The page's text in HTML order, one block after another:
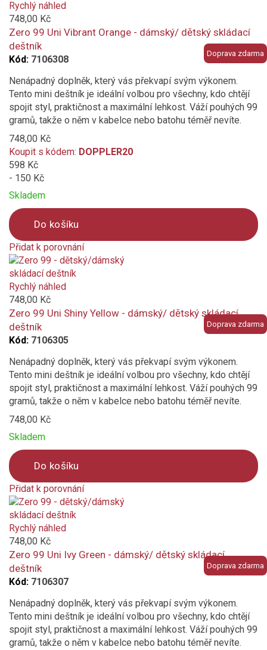
Vzor
geometrický / abstraktní
jednobarevný
plná barva
s motivem
Materiál konstrukce
hliníková konstrukce
karbon
sklolaminát
Vlastnosti a funkce
Odolný povětrnostním vlivům
Průměr střechy deštníku (cm)
Potah deštníku s UV ochranou
added
to
compare
Doprava zdarma
Rychlý náhled
748,00 Kč
Zero 99 Uni Vibrant Orange - dámský/ dětský skládací
deštník
Kód: 7106308
Nenápadný doplněk, který vás překvapí svým výkonem.
Tento mini deštník je ideální volbou pro všechny, kdo chtějí
spojit styl, praktičnost a maximální lehkost. Váží pouhých 99
gramů, takže o něm v kabelce nebo batohu téměř nevíte.
748,00 Kč
Koupit s kódem: DOPPLER20
598 Kč
- 150 Kč
Skladem
Do košíku
Přidat k porovnání
Product
is
added
to
compare
Doprava zdarma
Rychlý náhled
748,00 Kč
Zero 99 Uni Shiny Yellow - dámský/ dětský skládací
deštník
Kód: 7106305
Nenápadný doplněk, který vás překvapí svým výkonem.
Tento mini deštník je ideální volbou pro všechny, kdo chtějí
spojit styl, praktičnost a maximální lehkost. Váží pouhých 99
gramů, takže o něm v kabelce nebo batohu téměř nevíte.
748,00 Kč
Skladem
Do košíku
Přidat k porovnání
Product
is
added
to
compare
Doprava zdarma
Rychlý náhled
748,00 Kč
Zero 99 Uni Ivy Green - dámský/ dětský skládací
deštník
Kód: 7106307
Nenápadný doplněk, který vás překvapí svým výkonem.
Tento mini deštník je ideální volbou pro všechny, kdo chtějí
spojit styl, praktičnost a maximální lehkost. Váží pouhých 99
gramů, takže o něm v kabelce nebo batohu téměř nevíte.